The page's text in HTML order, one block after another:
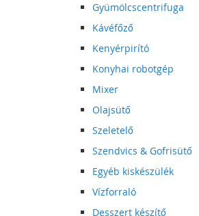
Gyümölcscentrifuga
Kávéfőző
Kenyérpirító
Konyhai robotgép
Mixer
Olajsütő
Szeletelő
Szendvics & Gofrisütő
Egyéb kiskészülék
Vízforraló
Desszert készítő